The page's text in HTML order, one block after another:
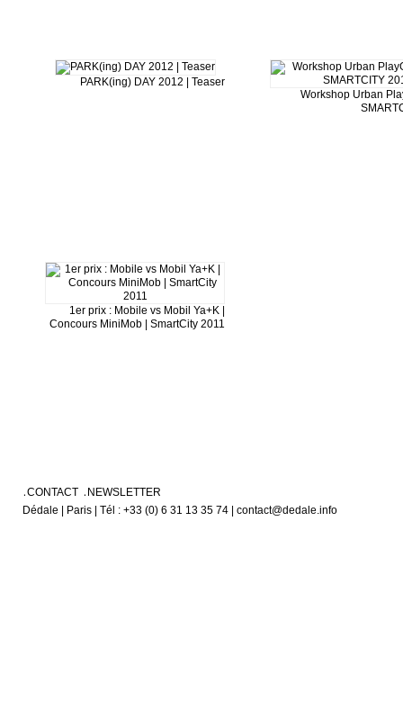
PARK(ing) DAY 2012 | Teaser
Workshop Urban
1er prix : Mobile vs Mobil Ya+K |
Concours MiniMob | SmartCity 2011
CONTACT
NEWSLETTER
Dédale | Paris | Tél : +33 (0) 6 31 13 35 74 | contact@dedale.info